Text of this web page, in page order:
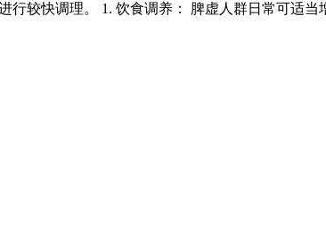
较快调理。 1. 饮食调养： 脾虚人群日常可适